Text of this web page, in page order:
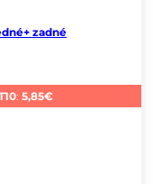
zadné
: 5,85€